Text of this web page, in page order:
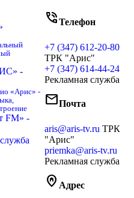
-
«Арис» -
FM» -
phone_in_talkТелефон
+7 (347) 612-20-80
ТРК "Арис"
+7 (347) 614-44-24
Рекламная служба
mailПочта
aris@aris-tv.ru ТРК
"Арис"
priemka@aris-tv.ru
Рекламная служба
home_pin Адрес